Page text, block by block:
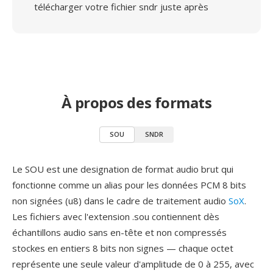
télécharger votre fichier sndr juste après
À propos des formats
SOU SNDR
Le SOU est une designation de format audio brut qui
fonctionne comme un alias pour les données PCM 8 bits
non signées (u8) dans le cadre de traitement audio SoX.
Les fichiers avec l'extension .sou contiennent dès
échantillons audio sans en-tête et non compressés
stockes en entiers 8 bits non signes — chaque octet
représente une seule valeur d'amplitude de 0 à 255, avec